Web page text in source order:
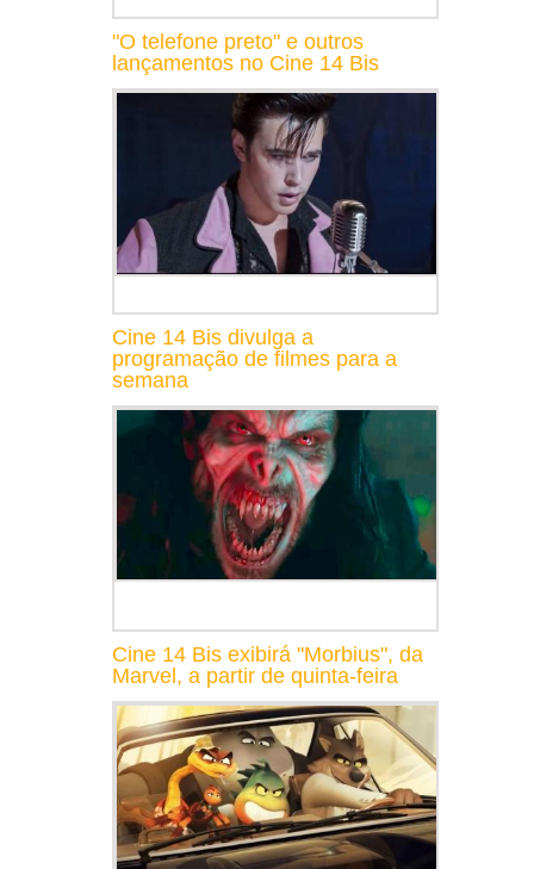
"O telefone preto" e outros
lançamentos no Cine 14 Bis
Cine 14 Bis divulga a
programação de filmes para a
semana
Cine 14 Bis exibirá "Morbius", da
Marvel, a partir de quinta-feira